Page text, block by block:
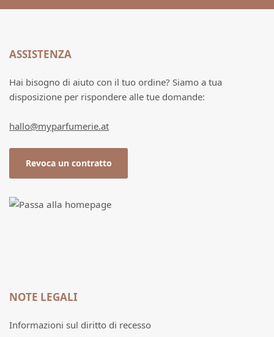
ASSISTENZA
Hai bisogno di aiuto con il tuo ordine? Siamo a tua
disposizione per rispondere alle tue domande:
hallo@myparfumerie.at
Revoca un contratto
NOTE LEGALI
Informazioni sul diritto di recesso